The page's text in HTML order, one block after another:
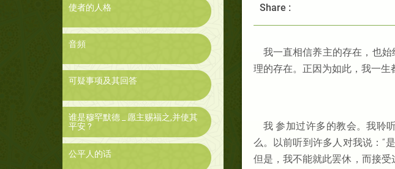
使者的人格
音頻
可疑事项及其回答
谁是穆罕默德 _ 愿主赐福之,并使其
平安 ?
公平人的话
Share :
我一直相信养主的存在，也
理的存在。正因为如此，我一生
我 参加过许多的教会。我聆
么。以前听到许多人对我说：“
但是，我不能就此罢休，而接